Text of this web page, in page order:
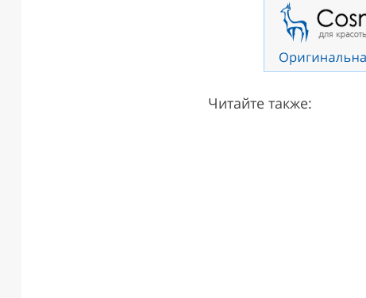
Читайте также: